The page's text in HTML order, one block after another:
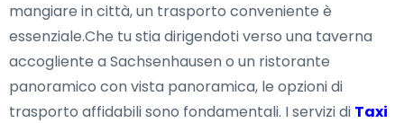
mangiare in città, un trasporto conveniente è
essenziale.Che tu stia dirigendoti verso una taverna
accogliente a Sachsenhausen o un ristorante
panoramico con vista panoramica, le opzioni di
trasporto affidabili sono fondamentali. I servizi di Taxi